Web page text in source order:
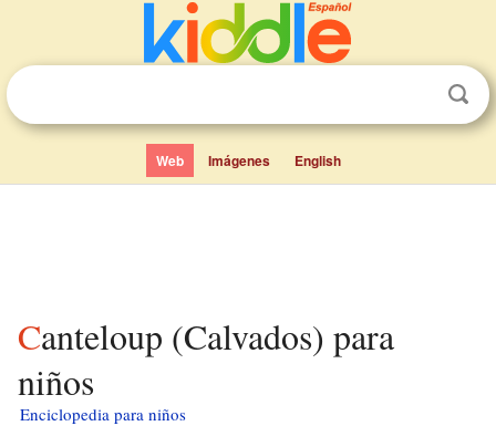
Web Imágenes English
Canteloup (Calvados) para
niños
Enciclopedia para niños